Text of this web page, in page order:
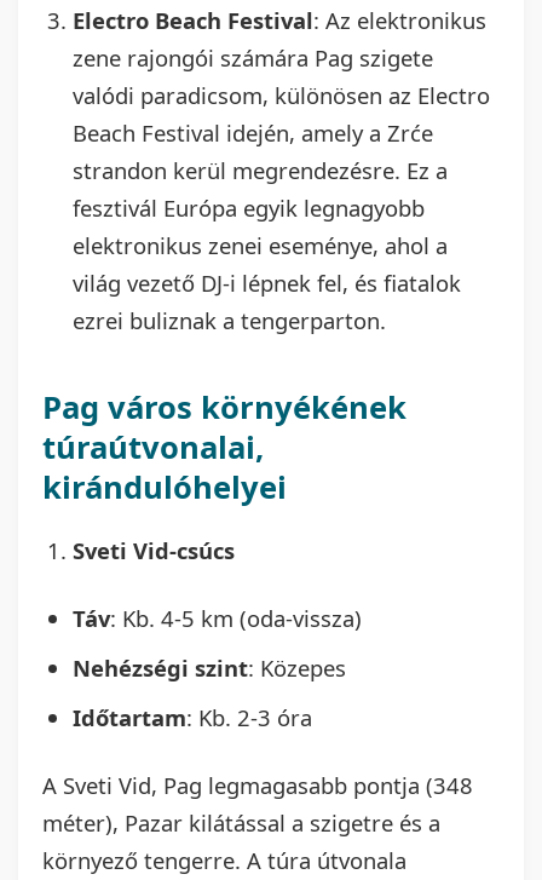
Electro Beach Festival: Az elektronikus
zene rajongói számára Pag szigete
valódi paradicsom, különösen az Electro
Beach Festival idején, amely a Zrće
strandon kerül megrendezésre. Ez a
fesztivál Európa egyik legnagyobb
elektronikus zenei eseménye, ahol a
világ vezető DJ-i lépnek fel, és fiatalok
ezrei buliznak a tengerparton.
Pag város környékének
túraútvonalai,
kirándulóhelyei
Sveti Vid-csúcs
Táv: Kb. 4-5 km (oda-vissza)
Nehézségi szint: Közepes
Időtartam: Kb. 2-3 óra
A Sveti Vid, Pag legmagasabb pontja (348
méter), Pazar kilátással a szigetre és a
környező tengerre. A túra útvonala